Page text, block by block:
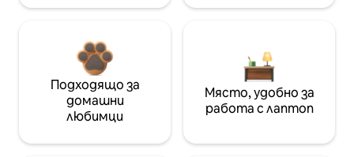
Подходящо за
домашни
любимци
Място, удобно за
работа с лаптоп